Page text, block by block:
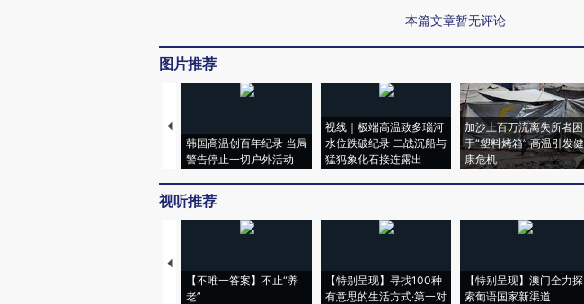
本篇文章暂无评论
图片推荐
韩国高温创百年纪录 当局
警告停止一切户外活动
视线｜极端高温致多瑙河
水位跌破纪录 二战沉船与
猛犸象化石接连露出
加沙上百万流离失所者困
于“塑料烤箱” 高温引发健
康危机
视听推荐
【不唯一答案】不止“养
老”
【特别呈现】寻找100种
有意思的生活方式·第一对
【特别呈现】澳门全力探
索葡语国家新渠道